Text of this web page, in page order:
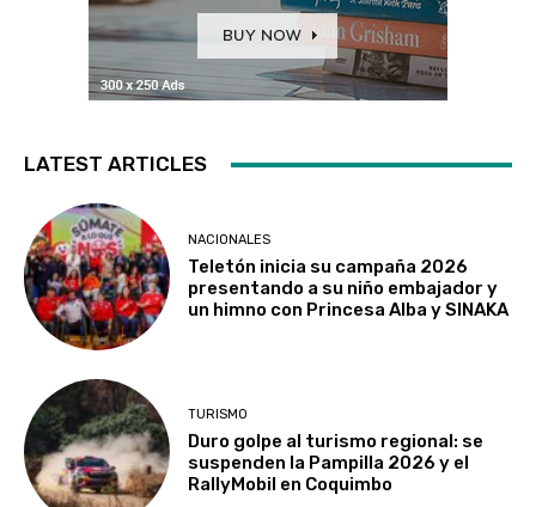
LATEST ARTICLES
NACIONALES
Teletón inicia su campaña 2026
presentando a su niño embajador y
un himno con Princesa Alba y SINAKA
TURISMO
Duro golpe al turismo regional: se
suspenden la Pampilla 2026 y el
RallyMobil en Coquimbo